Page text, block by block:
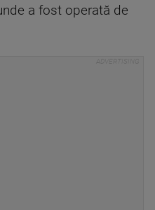
a fost operată de